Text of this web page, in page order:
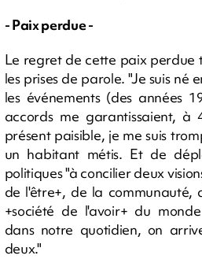
- Paix perdue -
Le regret de cette paix perdue
les prises de parole. "Je suis né
les événements (des années
accords me garantissaient, à
présent paisible, je me suis
un habitant métis. Et de
politiques "à concilier deux
de l'être+, de la communauté,
+société de l'avoir+ du
dans notre quotidien, on
deux."